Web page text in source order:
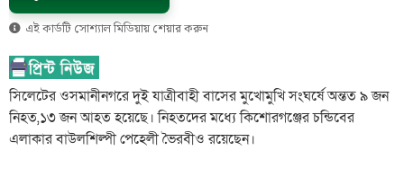
এই কার্ডটি সোশ্যাল মিডিয়ায় শেয়ার করুন
সিলেটের ওসমানীনগরে দুই যাত্রীবাহী বাসের মুখোমুখি সংঘর্ষে অন্তত ৯ জন
নিহত,১৩ জন আহত হয়েছে। নিহতদের মধ্যে কিশোরগঞ্জের চন্ডিবের
এলাকার বাউলশিল্পী পেহেলী ভৈরবীও রয়েছেন।